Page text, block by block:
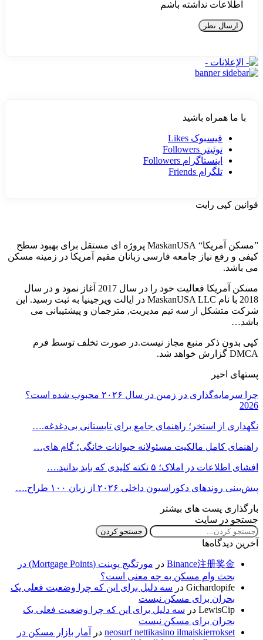
اطلاعات نداشته باشم
با ما همراه باشید
فیسبوک Likes
توئیتر Followers
اینستاگرام Followers
تلگرام Friends
قوانین کپی رایت
”مسکن آمریکا“ MaskanUSA پروژه ای مستقل برای بهبود سطح
کیفی و رفع نیاز جامعه فارسی زبانان مقیم آمریکا در زمینه مسکن
می باشد.
مسکن آمریکا فعالیت خود را در سال 2017 آغاز نمود و در سال
2018 با نام MaskanUSA LLC در ایالت ویرجینیا به ثبت رسید. این
شرکت متشکل از سه تیم مدیریت, مترجمان و پیشتیبانی می
باشد…
کپی بدون ذکر منبع مجاز نیست.در صورت تخلف توسط فرم
DMCA گزارش خواهد شد.
پستهای اخیر
چرا سرمایه‌گذاری در زمین در سال ۲۰۲۶ محبوب شده است؟
2026
نگهداری از استخر؛ راهنمای جامع برای تابستانی بی‌دغدغه.…
راهنمای کامل مالکیت مسئولانه حیوانات خانگی؛ گام های…
افشای اطلاعات در املاک؛ ۵ نکته کلیدی که باید بدانید.…
پیش‌بینی روندهای دکوراسیون داخلی ۲۰۲۶ از زبان ۱۰۰ طراح.…
بارگذاری پست های بیشتر
جستجو در سایت
آخرین دیدگاه‌ها
Binance注册奖金 در
مورتگیج پوینت (Mortgage Points) در
بحث وام مسکن به چه معنی است؟
Gichardopife در سه دلیل برای این که چرا وضعیت فعلی یک
بحران برای مسکن نیست
LewisCip در سه دلیل برای این که چرا وضعیت فعلی یک
بحران برای مسکن نیست
neosurf nettikasino ilmaiskierrokset در
آمار بازار مسکن در